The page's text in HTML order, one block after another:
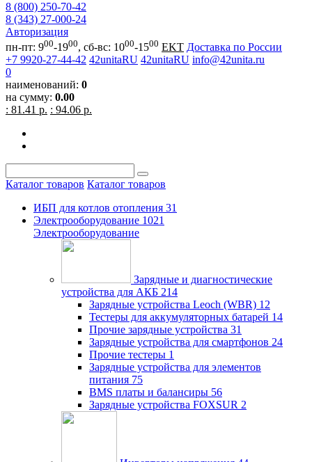
8 (800) 250-70-42
8 (343) 27-000-24
Авторизация
пн-пт: 900-1900, сб-вс: 1000-1500 EKT Доставка по России
+7 9920-27-44-42 42unitaRU 42unitaRU info@42unita.ru
0
наименований: 0
на сумму: 0.00
: 81.41 р. : 94.06 р.
Каталог товаров Каталог товаров
ИБП для котлов отопления 31
Электрооборудование 1021
Электрооборудование
Зарядные и диагностические
устройства для АКБ 214
Зарядные устройства Leoch (WBR) 12
Тестеры для аккумуляторных батарей 14
Прочие зарядные устройства 31
Зарядные устройства для смартфонов 24
Прочие тестеры 1
Зарядные устройства для элементов
питания 75
BMS платы и балансиры 56
Зарядные устройства FOXSUR 2